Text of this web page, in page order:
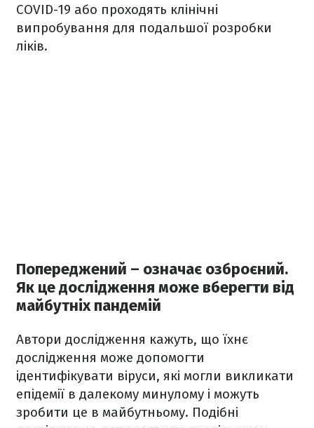
COVID-19 або проходять клінічні
випробування для подальшої розробки
ліків.
Попереджений – означає озброєний.
Як це дослідження може вберегти від
майбутніх пандемій
Автори дослідження кажуть, що їхнє
дослідження може допомогти
ідентифікувати віруси, які могли викликати
епідемії в далекому минулому і можуть
зробити це в майбутньому. Подібні